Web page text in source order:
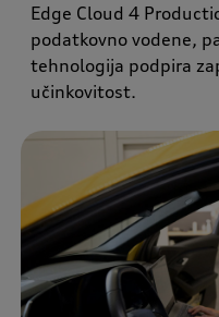
Edge Cloud 4
podatkovno vodene,
tehnologija podpira
učinkovitost.